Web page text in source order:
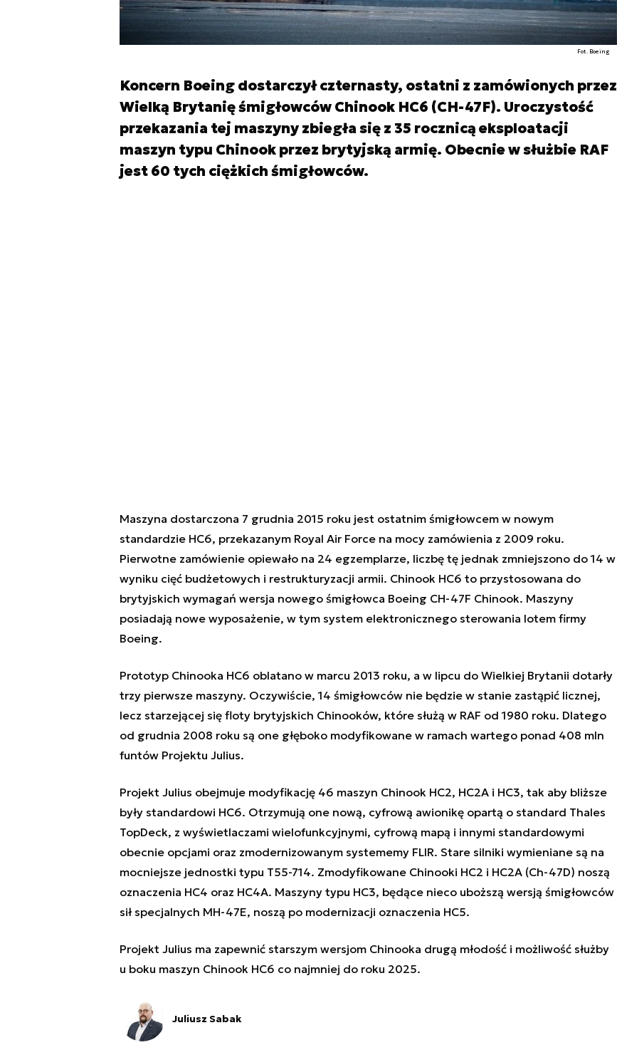
Fot. Boeing
Koncern Boeing dostarczył czternasty, ostatni z zamówionych przez
Wielką Brytanię śmigłowców Chinook HC6 (CH-47F). Uroczystość
przekazania tej maszyny zbiegła się z 35 rocznicą eksploatacji
maszyn typu Chinook przez brytyjską armię. Obecnie w służbie RAF
jest 60 tych ciężkich śmigłowców.
Maszyna dostarczona 7 grudnia 2015 roku jest ostatnim śmigłowcem w nowym
standardzie HC6, przekazanym Royal Air Force na mocy zamówienia z 2009 roku.
Pierwotne zamówienie opiewało na 24 egzemplarze, liczbę tę jednak zmniejszono do 14 w
wyniku cięć budżetowych i restrukturyzacji armii. Chinook HC6 to przystosowana do
brytyjskich wymagań wersja nowego śmigłowca Boeing CH-47F Chinook. Maszyny
posiadają nowe wyposażenie, w tym system elektronicznego sterowania lotem firmy
Boeing.
Prototyp Chinooka HC6 oblatano w marcu 2013 roku, a w lipcu do Wielkiej Brytanii dotarły
trzy pierwsze maszyny. Oczywiście, 14 śmigłowców nie będzie w stanie zastąpić licznej,
lecz starzejącej się floty brytyjskich Chinooków, które służą w RAF od 1980 roku. Dlatego
od grudnia 2008 roku są one głęboko modyfikowane w ramach wartego ponad 408 mln
funtów Projektu Julius.
Projekt Julius obejmuje modyfikację 46 maszyn Chinook HC2, HC2A i HC3, tak aby bliższe
były standardowi HC6. Otrzymują one nową, cyfrową awionikę opartą o standard Thales
TopDeck, z wyświetlaczami wielofunkcyjnymi, cyfrową mapą i innymi standardowymi
obecnie opcjami oraz zmodernizowanym systememy FLIR. Stare silniki wymieniane są na
mocniejsze jednostki typu T55-714. Zmodyfikowane Chinooki HC2 i HC2A (Ch-47D) noszą
oznaczenia HC4 oraz HC4A. Maszyny typu HC3, będące nieco uboższą wersją śmigłowców
sił specjalnych MH-47E, noszą po modernizacji oznaczenia HC5.
Projekt Julius ma zapewnić starszym wersjom Chinooka drugą młodość i możliwość służby
u boku maszyn Chinook HC6 co najmniej do roku 2025.
Juliusz Sabak